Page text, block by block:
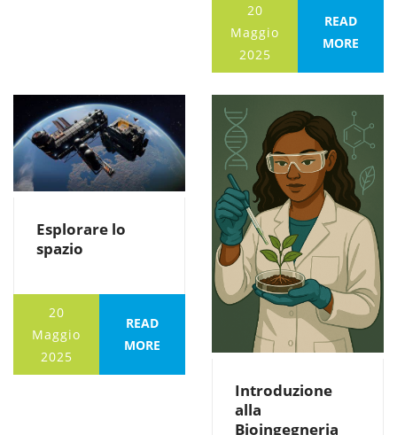
20
Maggio
2025
READ
MORE
Esplorare lo
spazio
20
Maggio
2025
READ
MORE
Introduzione
alla
Bioingegneria